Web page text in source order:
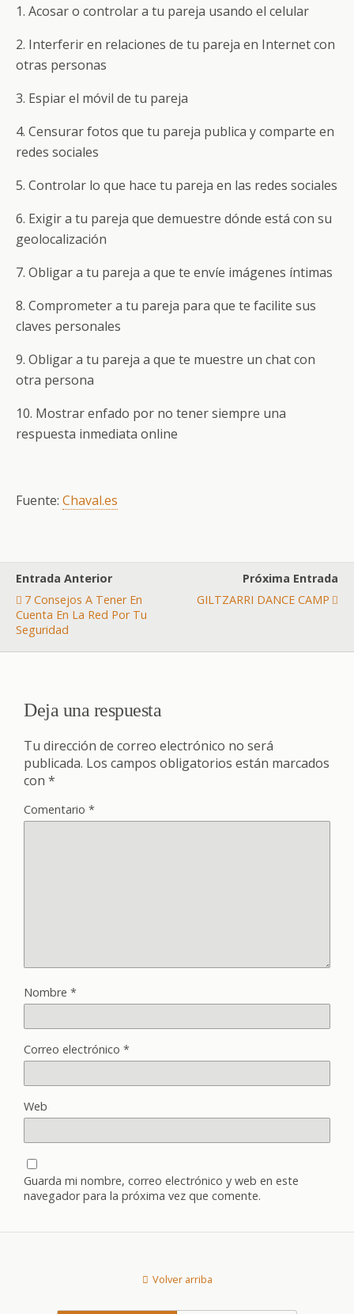
1. Acosar o controlar a tu pareja usando el celular
2. Interferir en relaciones de tu pareja en Internet con
otras personas
3. Espiar el móvil de tu pareja
4. Censurar fotos que tu pareja publica y comparte en
redes sociales
5. Controlar lo que hace tu pareja en las redes sociales
6. Exigir a tu pareja que demuestre dónde está con su
geolocalización
7. Obligar a tu pareja a que te envíe imágenes íntimas
8. Comprometer a tu pareja para que te facilite sus
claves personales
9. Obligar a tu pareja a que te muestre un chat con
otra persona
10. Mostrar enfado por no tener siempre una
respuesta inmediata online
Fuente: Chaval.es
Entrada Anterior
7 Consejos A Tener En
Cuenta En La Red Por Tu
Seguridad
Próxima Entrada
GILTZARRI DANCE CAMP
Deja una respuesta
Tu dirección de correo electrónico no será
publicada. Los campos obligatorios están marcados
con *
Comentario *
Nombre *
Correo electrónico *
Web
Guarda mi nombre, correo electrónico y web en este
navegador para la próxima vez que comente.
Volver arriba